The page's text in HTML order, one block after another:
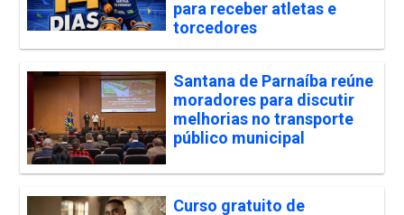
para receber atletas e
torcedores
Santana de Parnaíba reúne
moradores para discutir
melhorias no transporte
público municipal
Curso gratuito de